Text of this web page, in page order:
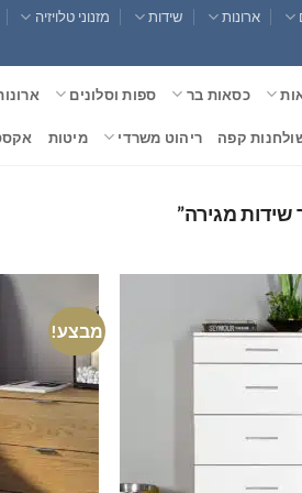
ארונות שידות מזנוני טלויזיה
כסאות בר ספות וסלונים
קפה ריהוט משרדי מיטות
מגירה”
מבצע!